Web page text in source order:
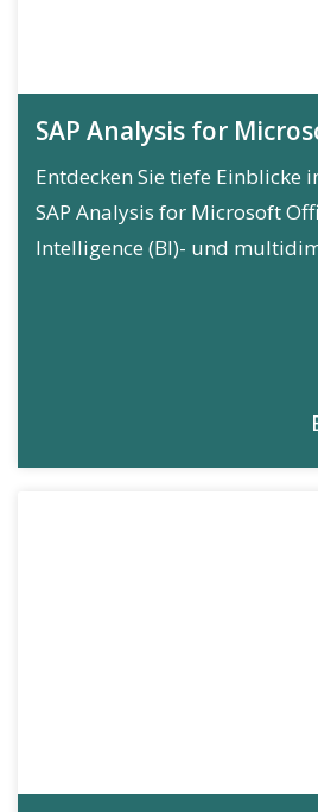
SAP Analysis for
Entdecken Sie tiefe Einblicke
SAP Analysis for Microsoft
Intelligence (BI)- und